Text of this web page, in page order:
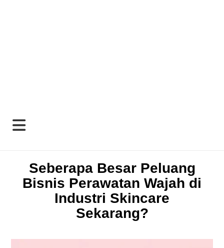
Seberapa Besar Peluang
Bisnis Perawatan Wajah di
Industri Skincare
Sekarang?